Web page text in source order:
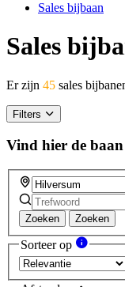
Sales bijbaan
Sales
Er zijn 45 sales
Filters
Vind hier de
Zoeken Zoeken
Sorteer op